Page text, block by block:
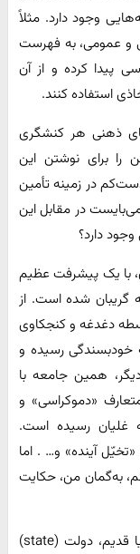
وجود دارد. مثلاً
و عمومی، به فهرست
پیدا کرده و از آن
استفاده کنند.
ذهنی هر کنشگری
را برای نوشتن این
در زمینه تأمین
در مقابل این
دارد؟
با یک پیشرفت عظیم
گریبان شده است. از
دغدغه و کنجکاوی
خودبسندگی رسیده و
همین جامعه با
«دموکراسی» و
غلیان رسیده است.
آینده» و… . اما
به‌گمان من، حکایت
در چنین وضعیتی، فارغ از آن‌که حادث است یا قدیم، دولت (state)